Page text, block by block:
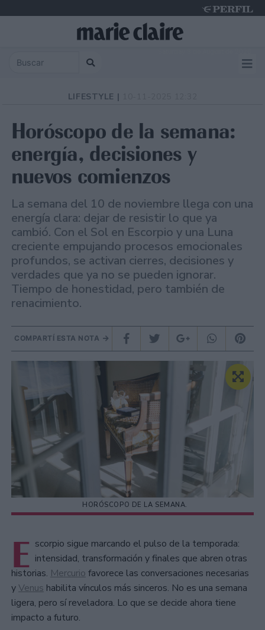
LIFESTYLE |
Horóscopo de la semana:
energía, decisiones y
nuevos comienzos
La semana del 10 de noviembre llega con una
energía clara: dejar de resistir lo que ya
cambió. Con el Sol en Escorpio y una Luna
creciente empujando procesos emocionales
profundos, se activan cierres, decisiones y
verdades que ya no se pueden ignorar.
Tiempo de honestidad, pero también de
renacimiento.
COMPARTÍ ESTA NOTA
HORÓSCOPO DE LA SEMANA.
E scorpio sigue marcando el pulso de la temporada:
intensidad, transformación y finales que abren otras
historias. Mercurio favorece las conversaciones necesarias
yVenus habilita vínculos más sinceros. No es una semana
ligera, pero sí reveladora. Lo que se decide ahora tiene
impacto a futuro.